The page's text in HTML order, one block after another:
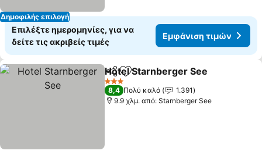
Δημοφιλής επιλογή
Επιλέξτε ημερομηνίες, για να
δείτε τις ακριβείς τιμές
Εμφάνιση τιμών
Κοινοποίηση
Προσθήκη στα αγαπημένα
Hotel Starnberger See
3 Αστέρια
8,4 Πολύ καλό
1.391
9.9 χλμ. από: Starnberger See